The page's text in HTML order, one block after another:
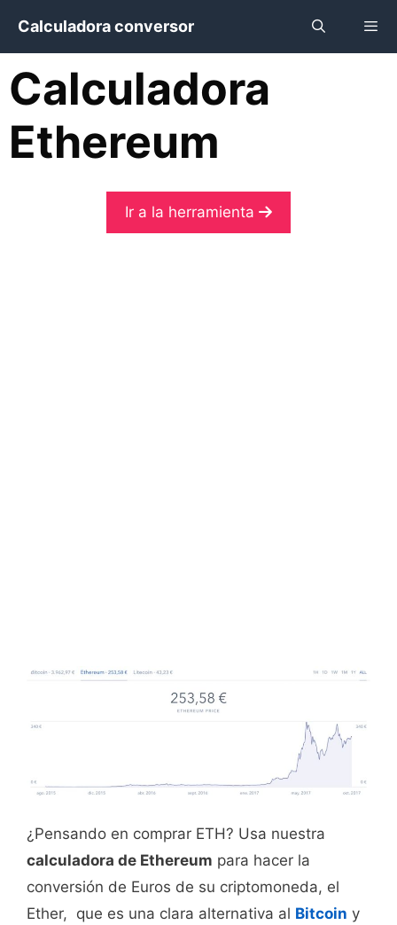
contenido
Calculadora conversor
Calculadora
Ethereum
Ir a la herramienta
¿Pensando en comprar ETH? Usa nuestra
calculadora de Ethereum para hacer la
conversión de Euros de su criptomoneda, el
Ether, que es una clara alternativa al Bitcoin y